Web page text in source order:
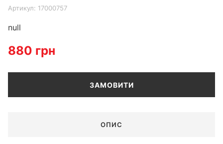
1
Артикул: 17000757
null
880 грн
ЗАМОВИТИ
ОПИС